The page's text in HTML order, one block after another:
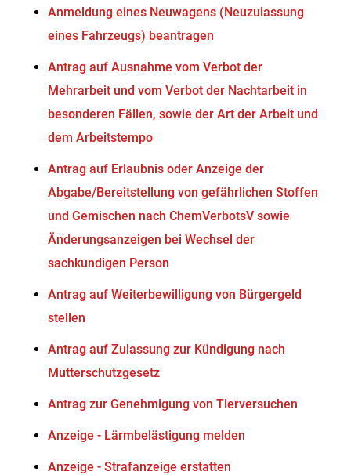
Anmeldung eines Neuwagens (Neuzulassung
eines Fahrzeugs) beantragen
Antrag auf Ausnahme vom Verbot der
Mehrarbeit und vom Verbot der Nachtarbeit in
besonderen Fällen, sowie der Art der Arbeit und
dem Arbeitstempo
Antrag auf Erlaubnis oder Anzeige der
Abgabe/Bereitstellung von gefährlichen Stoffen
und Gemischen nach ChemVerbotsV sowie
Änderungsanzeigen bei Wechsel der
sachkundigen Person
Antrag auf Weiterbewilligung von Bürgergeld
stellen
Antrag auf Zulassung zur Kündigung nach
Mutterschutzgesetz
Antrag zur Genehmigung von Tierversuchen
Anzeige - Lärmbelästigung melden
Anzeige - Strafanzeige erstatten